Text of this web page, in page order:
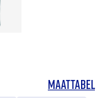
MAATTABEL